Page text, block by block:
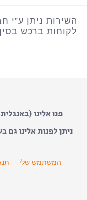
לקוחות ברכש בסין
פנו אלינו
ניתן לפנות אלינו גם
המשתמש שלי